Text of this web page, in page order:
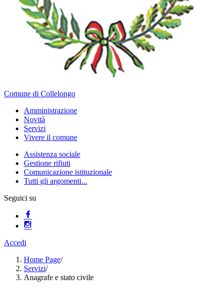
Comune di Collelongo
Amministrazione
Novità
Servizi
Vivere il comune
Assistenza sociale
Gestione rifiuti
Comunicazione istituzionale
Tutti gli argomenti...
Seguici su
Accedi
Home Page/
Servizi/
Anagrafe e stato civile